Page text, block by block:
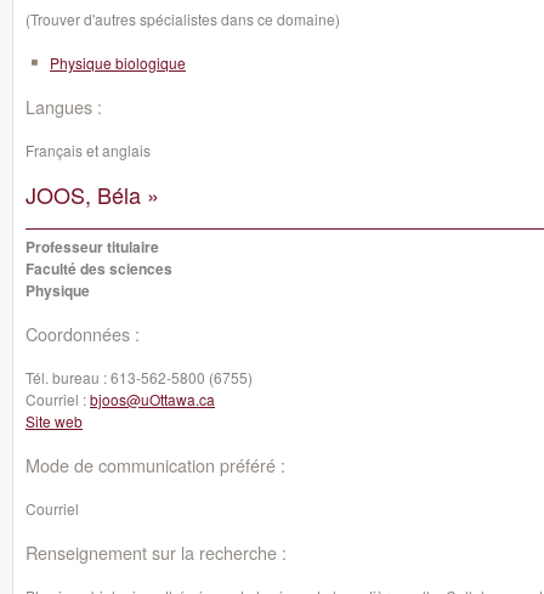
(Trouver d'autres spécialistes dans ce domaine)
Physique biologique
Langues :
Français et anglais
JOOS, Béla »
Professeur titulaire
Faculté des sciences
Physique
Coordonnées :
Tél. bureau :613-562-5800 (6755)
Courriel :bjoos@uOttawa.ca
Site web
Mode de communication préféré :
Courriel
Renseignement sur la recherche :